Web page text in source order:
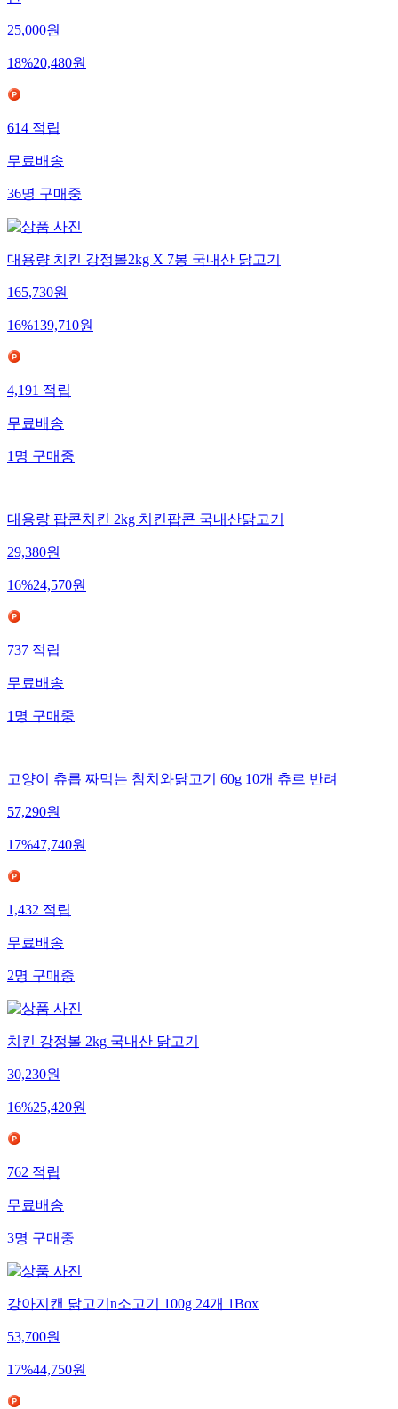
25,000원
18%20,480원
614적립
무료배송
36명구매중
대용량 치킨 강정볼2kg X 7봉 국내산 닭고기
165,730원
16%139,710원
4,191적립
무료배송
1명구매중
대용량 팝콘치킨 2kg 치킨팝콘 국내산닭고기
29,380원
16%24,570원
737적립
무료배송
1명구매중
고양이 츄릅 짜먹는 참치와닭고기 60g 10개 츄르 반려
57,290원
17%47,740원
1,432적립
무료배송
2명구매중
치킨 강정볼 2kg 국내산 닭고기
30,230원
16%25,420원
762적립
무료배송
3명구매중
강아지캔 닭고기n소고기 100g 24개 1Box
53,700원
17%44,750원